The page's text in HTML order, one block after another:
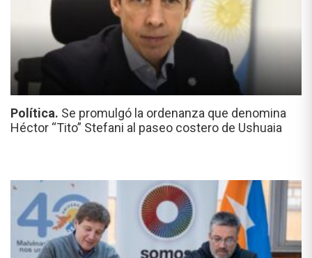
Política. Se promulgó la ordenanza que denomina
Héctor “Tito” Stefani al paseo costero de Ushuaia